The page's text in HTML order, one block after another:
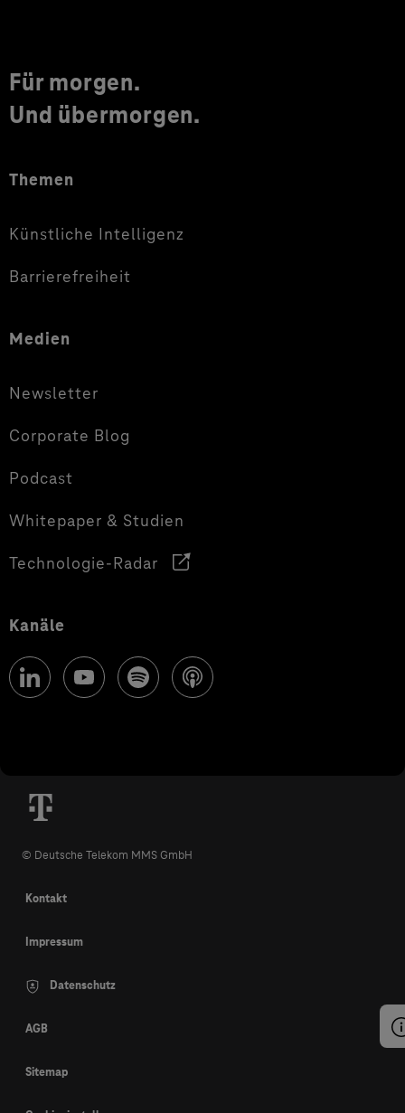
Für morgen.
Und übermorgen.
Themen
Künstliche Intelligenz
Barrierefreiheit
Medien
Newsletter
Corporate Blog
Podcast
Whitepaper & Studien
Technologie-Radar
Kanäle
© Deutsche Telekom MMS GmbH
Kontakt
Impressum
Datenschutz
AGB
Sitemap